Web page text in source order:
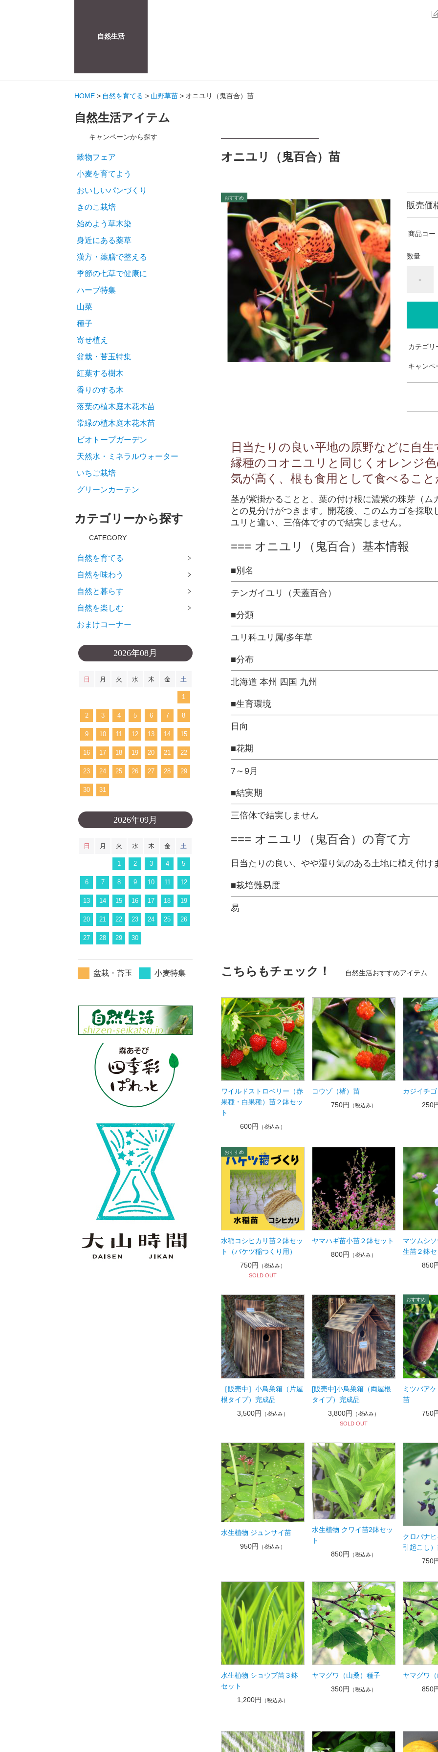
自然生活
HOME 自然を育てる 山野草苗 オニユリ（鬼百合）苗
オニユリ（鬼百合）苗
販売価
商品コー
数量
-
カテゴリ
キャンペ
日当たりの良い平地の原野などに自
縁種のコオニユリと同じくオレンジ
気が高く、根も食用として食べるこ
茎が紫掛かることと、葉の付け根に濃紫の珠芽（ム
との見分けがつきます。開花後、このムカゴを採
ユリと違い、三倍体ですので結実しません。
=== オニユリ（鬼百合）基本情報
■別名
テンガイユリ（天蓋百合）
■分類
ユリ科ユリ属/多年草
■分布
北海道 本州 四国 九州
■生育環境
日向
■花期
7～9月
■結実期
三倍体で結実しません
=== オニユリ（鬼百合）の育て方
日当たりの良い、やや湿り気のある土地に植え付け
■栽培難易度
易
こちらもチェック！ 自然生活おすすめアイテム
ワイルドストロベリー（赤
果種・白果種）苗２鉢セッ
ト
600円
（税込み）
コウゾ（楮）苗
750円
（税込み）
カジイチ
250
水稲コシヒカリ苗２鉢セッ
ト（バケツ稲つくり用）
750円
（税込み）
SOLD OUT
ヤマハギ苗小苗２鉢セット
800円
（税込み）
マツムシ
生苗２鉢
850
［販売中］小鳥巣箱（片屋
根タイプ）完成品
3,500円
（税込み）
[販売中]小鳥巣箱（両屋根
タイプ）完成品
3,800円
（税込み）
SOLD OUT
ミツバア
苗
750
水生植物 ジュンサイ苗
950円
（税込み）
水生植物 クワイ苗2鉢セッ
ト
850円 （税込み）
クロバナ
引起こし
750
水生植物 ショウブ苗３鉢
セット
1,200円
（税込み）
ヤマグワ（山桑）種子
350円
（税込み）
ヤマグワ
850
自然生活アイテム
キャンペーンから探す
穀物フェア
小麦を育てよう
おいしいパンづくり
きのこ栽培
始めよう草木染
身近にある薬草
漢方・薬膳で整える
季節の七草で健康に
ハーブ特集
山菜
種子
寄せ植え
盆栽・苔玉特集
紅葉する樹木
香りのする木
落葉の植木庭木花木苗
常緑の植木庭木花木苗
ビオトープガーデン
天然水・ミネラルウォーター
いちご栽培
グリーンカーテン
カテゴリーから探す
CATEGORY
自然を育てる
自然を味わう
自然と暮らす
自然を楽しむ
おまけコーナー
2026年08月
日 月 火 水 木 金 土
1
2 3 4 5 6 7 8
9 10 11 12 13 14 15
16 17 18 19 20 21 22
23 24 25 26 27 28 29
30 31
2026年09月
日 月 火 水 木 金 土
1 2 3 4 5
6 7 8 9 10 11 12
13 14 15 16 17 18 19
20 21 22 23 24 25 26
27 28 29 30
盆栽・苔玉 小麦特集